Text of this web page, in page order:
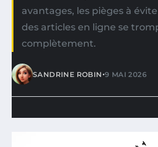
avantages, les pièges à
des articles en ligne se
complètement.
SANDRINE ROBIN•9 MAI 2026